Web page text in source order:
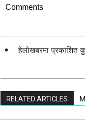
Comments
हेलोखबरमा प्रकाशित
RELATED ARTICLES